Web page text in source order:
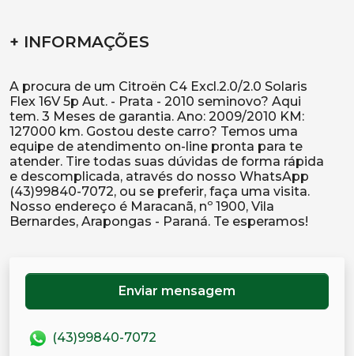
+ INFORMAÇÕES
A procura de um Citroën C4 Excl.2.0/2.0 Solaris
Flex 16V 5p Aut. - Prata - 2010 seminovo? Aqui
tem. 3 Meses de garantia. Ano: 2009/2010 KM:
127000 km. Gostou deste carro? Temos uma
equipe de atendimento on-line pronta para te
atender. Tire todas suas dúvidas de forma rápida
e descomplicada, através do nosso WhatsApp
(43)99840-7072, ou se preferir, faça uma visita.
Nosso endereço é Maracanã, nº 1900, Vila
Enviar mensagem
(43)99840-7072